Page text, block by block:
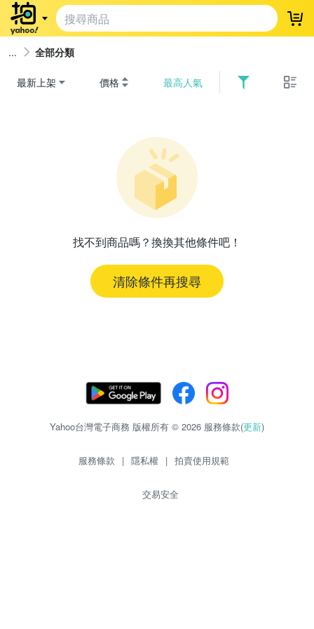
登
全部分類
最新上架 價格 最高人氣
找不到商品嗎？換換其他條件吧！
清除條件再搜尋
Yahoo台灣電子商務 版權所有 © 2026 服務條款(更新)
服務條款 | 隱私權 | 拍賣使用規範
交易安全